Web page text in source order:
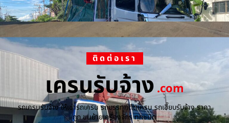
ติดต่อเรา
เครนรับจ้าง.com
รถเครนรับจ้าง ให้เช่ารถเครน รถบรรทุกติดเครน รถเฮี๊ยบรับจ้าง ราคา
ถูก ขนย้ายเครื่องจักร ทุกชนิด